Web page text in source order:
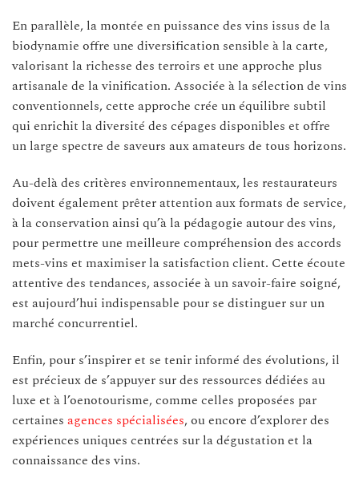
En parallèle, la montée en puissance des vins issus de la
biodynamie offre une diversification sensible à la carte,
valorisant la richesse des terroirs et une approche plus
artisanale de la vinification. Associée à la sélection de vins
conventionnels, cette approche crée un équilibre subtil
qui enrichit la diversité des cépages disponibles et offre
un large spectre de saveurs aux amateurs de tous horizons.
Au-delà des critères environnementaux, les restaurateurs
doivent également prêter attention aux formats de service,
à la conservation ainsi qu’à la pédagogie autour des vins,
pour permettre une meilleure compréhension des accords
mets-vins et maximiser la satisfaction client. Cette écoute
attentive des tendances, associée à un savoir-faire soigné,
est aujourd’hui indispensable pour se distinguer sur un
marché concurrentiel.
Enfin, pour s’inspirer et se tenir informé des évolutions, il
est précieux de s’appuyer sur des ressources dédiées au
luxe et à l’oenotourisme, comme celles proposées par
certaines agences spécialisées, ou encore d’explorer des
expériences uniques centrées sur la dégustation et la
connaissance des vins.